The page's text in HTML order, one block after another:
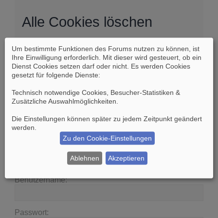
Alle Cookies löschen
Sind Sie sich sicher, dass Sie alle Cookies des
Boards löschen möchten?
SucheErweiterte Suche
Benutzername:
Passwort:
Um bestimmte Funktionen des Forums nutzen zu können, ist
Ihre Einwilligung erforderlich. Mit dieser wird gesteuert, ob ein
Dienst Cookies setzen darf oder nicht. Es werden Cookies
gesetzt für folgende Dienste:
Technisch notwendige Cookies, Besucher-Statistiken &
Zusätzliche Auswahlmöglichkeiten
Die Einstellungen können später zu jedem Zeitpunkt geändert
werden.
Zu den Cookie-Einstellungen
Ablehnen Akzeptieren